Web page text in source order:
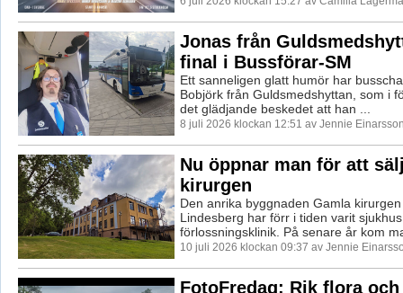
Jonas från
final i Bussförar-SM
Ett sanneligen glatt humör har
Bobjörk från Guldsmedshyttan, som i
det glädjande beskedet att han ...
8 juli 2026 klockan 12:51 av Jennie
Nu öppnar man för att
kirurgen
Den anrika byggnaden Gamla
Lindesberg har förr i tiden varit
förlossningsklinik. På senare år kom
10 juli 2026 klockan 09:37 av Jennie
FotoFredag: Rik flora